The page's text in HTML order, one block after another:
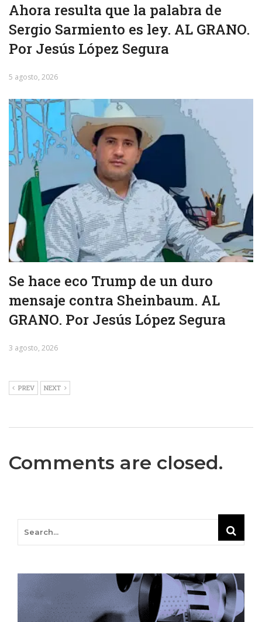
Ahora resulta que la palabra de
Sergio Sarmiento es ley. AL GRANO.
Por Jesús López Segura
5 agosto, 2026
Se hace eco Trump de un duro
mensaje contra Sheinbaum. AL
GRANO. Por Jesús López Segura
3 agosto, 2026
PREV NEXT
Comments are closed.